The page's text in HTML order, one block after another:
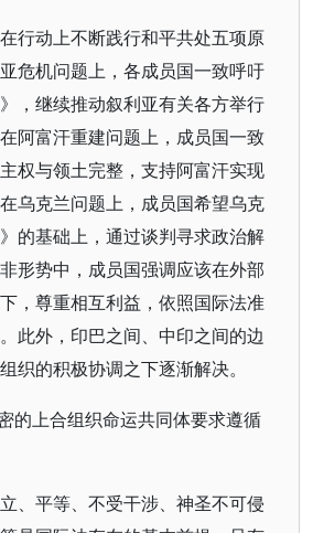
行动上不断践行和平共处五项原
危机问题上，各成员国一致呼吁
，继续推动叙利亚有关各方举行
阿富汗重建问题上，成员国一致
权与领土完整，支持阿富汗实现
乌克兰问题上，成员国希望乌克
的基础上，通过谈判寻求政治解
形势中，成员国强调应该在外部
，尊重相互利益，依照国际法准
此外，印巴之间、中印之间的边
织的积极协调之下逐渐解决。
的上合组织命运共同体要求遵循
、平等、不受干涉、神圣不可侵